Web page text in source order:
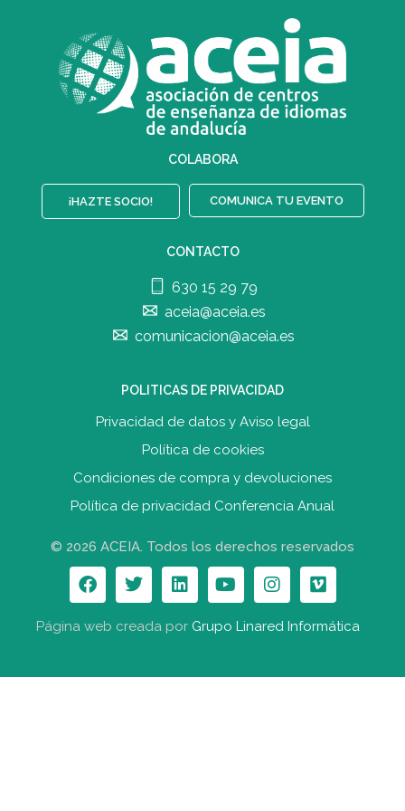
COLABORA
¡HAZTE SOCIO! COMUNICA TU EVENTO
CONTACTO
630 15 29 79
aceia@aceia.es
comunicacion@aceia.es
POLITICAS DE PRIVACIDAD
Privacidad de datos y Aviso legal
Política de cookies
Condiciones de compra y devoluciones
Política de privacidad Conferencia Anual
© 2026 ACEIA. Todos los derechos reservados
Página web creada por Grupo Linared Informática